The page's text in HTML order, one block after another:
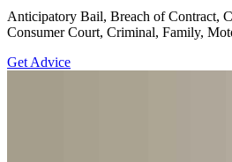
Anticipatory Bail, Breach of Contract,
Consumer Court, Criminal, Family,
Get Advice